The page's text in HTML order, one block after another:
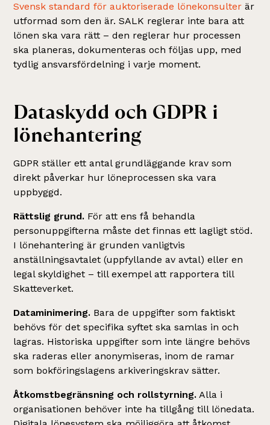
Svensk standard för auktoriserade lönekonsulter är
utformad som den är. SALK reglerar inte bara att
lönen ska vara rätt – den reglerar hur processen
ska planeras, dokumenteras och följas upp, med
tydlig ansvarsfördelning i varje moment.
Dataskydd och GDPR i
lönehantering
GDPR ställer ett antal grundläggande krav som
direkt påverkar hur löneprocessen ska vara
uppbyggd.
Rättslig grund. För att ens få behandla
personuppgifterna måste det finnas ett lagligt stöd.
I lönehantering är grunden vanligtvis
anställningsavtalet (uppfyllande av avtal) eller en
legal skyldighet – till exempel att rapportera till
Skatteverket.
Dataminimering. Bara de uppgifter som faktiskt
behövs för det specifika syftet ska samlas in och
lagras. Historiska uppgifter som inte längre behövs
ska raderas eller anonymiseras, inom de ramar
som bokföringslagens arkiveringskrav sätter.
Åtkomstbegränsning och rollstyrning. Alla i
organisationen behöver inte ha tillgång till lönedata.